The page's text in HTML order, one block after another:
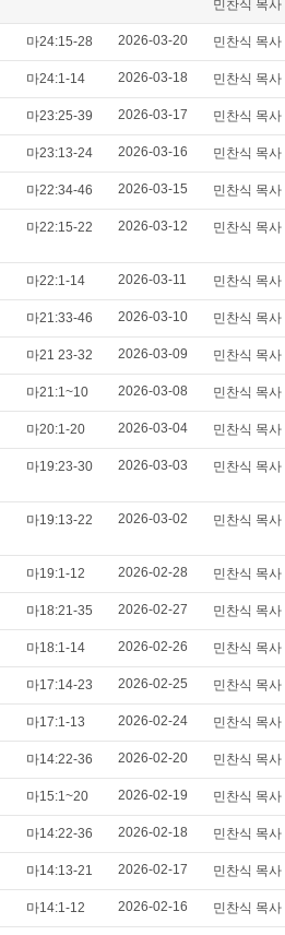
민찬식 목사
마24:15-28 2026-03-20 민찬식 목사
마24:1-14 2026-03-18 민찬식 목사
마23:25-39 2026-03-17 민찬식 목사
마23:13-24 2026-03-16 민찬식 목사
마22:34-46 2026-03-15 민찬식 목사
마22:15-22 2026-03-12 민찬식 목사
마22:1-14 2026-03-11 민찬식 목사
마21:33-46 2026-03-10 민찬식 목사
마21 23-32 2026-03-09 민찬식 목사
마21:1~10 2026-03-08 민찬식 목사
마20:1-20 2026-03-04 민찬식 목사
마19:23-30 2026-03-03 민찬식 목사
마19:13-22 2026-03-02 민찬식 목사
마19:1-12 2026-02-28 민찬식 목사
마18:21-35 2026-02-27 민찬식 목사
마18:1-14 2026-02-26 민찬식 목사
마17:14-23 2026-02-25 민찬식 목사
마17:1-13 2026-02-24 민찬식 목사
마14:22-36 2026-02-20 민찬식 목사
마15:1~20 2026-02-19 민찬식 목사
마14:22-36 2026-02-18 민찬식 목사
마14:13-21 2026-02-17 민찬식 목사
마14:1-12 2026-02-16 민찬식 목사